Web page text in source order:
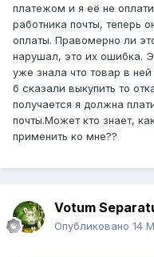
платежом и я её не
работника почты, теперь
оплаты. Правомерно ли
нарушал, это их ошибка.
уже знала что товар в
б сказали выкупить то
получается я должна
почты.Может кто знает,
применить ко мне??
Votum
Опубликовано 14